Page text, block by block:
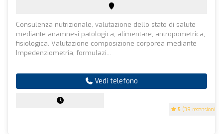
5 (39 recensioni)
Consulenza nutrizionale, valutazione dello stato di salute
mediante anamnesi patologica, alimentare, antropometrica,
fisiologica. Valutazione composizione corporea mediante
Impedenziometria, formulazi...
Vedi telefono